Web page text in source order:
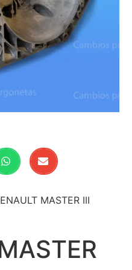
MASTER III